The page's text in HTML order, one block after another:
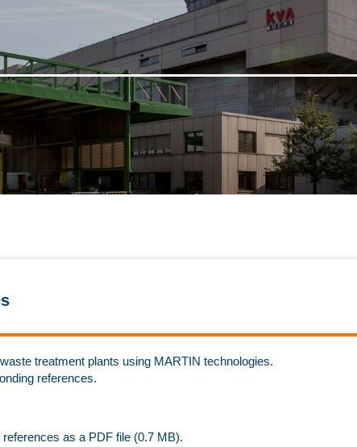
treatment plants using MARTIN technologies.
references.
as a PDF file (0.7 MB).